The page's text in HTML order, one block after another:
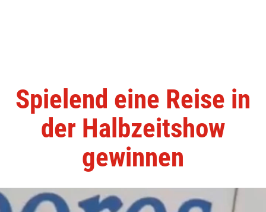
Spielend eine Reise in
der Halbzeitshow
gewinnen